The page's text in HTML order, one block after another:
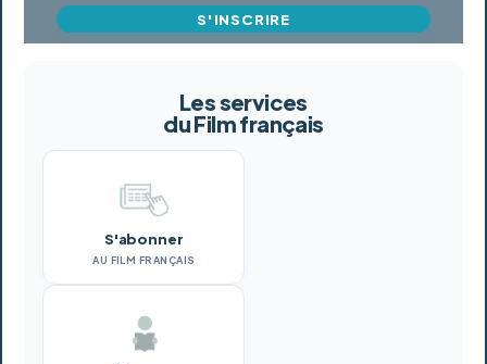
S'INSCRIRE
Les services
du Film français
S'abonner
AU FILM FRANÇAIS